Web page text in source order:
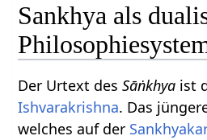
Sankhya als
Der Urtext desSāṅkhya ist
Ishvarakrishna. Das
welches auf der